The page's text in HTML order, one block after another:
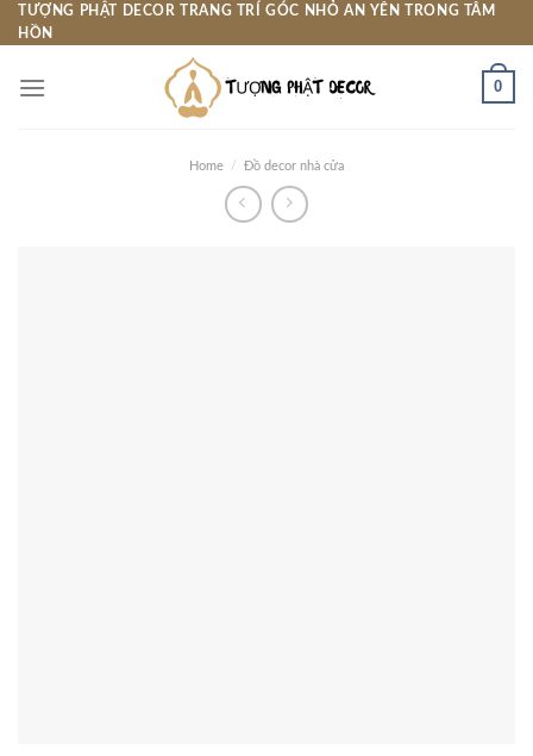
Skip
to
TƯỢNG PHẬT DECOR TRANG TRÍ GÓC NHỎ AN YÊN TRONG TÂM
HỒN
0
Home / Đồ decor nhà cửa